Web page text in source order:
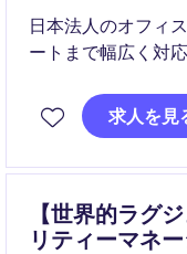
日本法人のオフィ
ートまで幅広く対
海外本社と連携し
本拠点の円滑な運
求人を見
【世界的ラグ
リティーマネ